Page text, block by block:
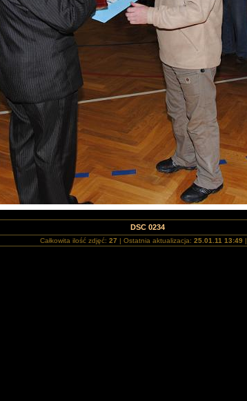
DSC 0234
Całkowita ilość zdjęć: 27 | Ostatnia aktualizacja: 25.01.11 13:49|